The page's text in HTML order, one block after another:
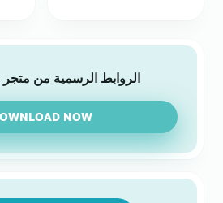
الروابط الرسمية من
NOW